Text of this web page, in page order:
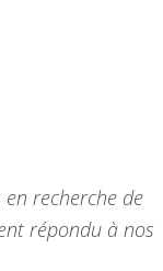
recherche de
répondu à nos